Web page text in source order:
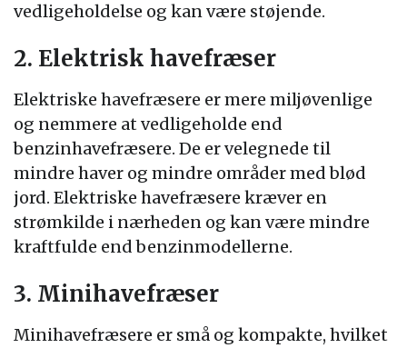
vedligeholdelse og kan være støjende.
2. Elektrisk havefræser
Elektriske havefræsere er mere miljøvenlige
og nemmere at vedligeholde end
benzinhavefræsere. De er velegnede til
mindre haver og mindre områder med blød
jord. Elektriske havefræsere kræver en
strømkilde i nærheden og kan være mindre
kraftfulde end benzinmodellerne.
3. Minihavefræser
Minihavefræsere er små og kompakte, hvilket